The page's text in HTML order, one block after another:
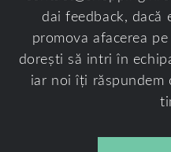
dai feedback, dacă
promova afacerea
dorești să intri în
iar noi îți răspundem